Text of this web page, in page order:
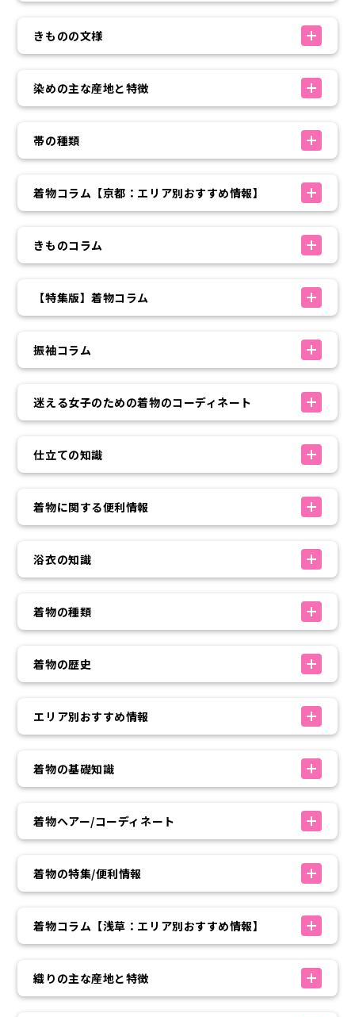
きものの文様
染めの主な産地と特徴
帯の種類
着物コラム【京都：エリア別おすすめ情報】
きものコラム
【特集版】着物コラム
振袖コラム
迷える女子のための着物のコーディネート
仕立ての知識
着物に関する便利情報
浴衣の知識
着物の種類
着物の歴史
エリア別おすすめ情報
着物の基礎知識
着物ヘアー/コーディネート
着物の特集/便利情報
着物コラム【浅草：エリア別おすすめ情報】
織りの主な産地と特徴